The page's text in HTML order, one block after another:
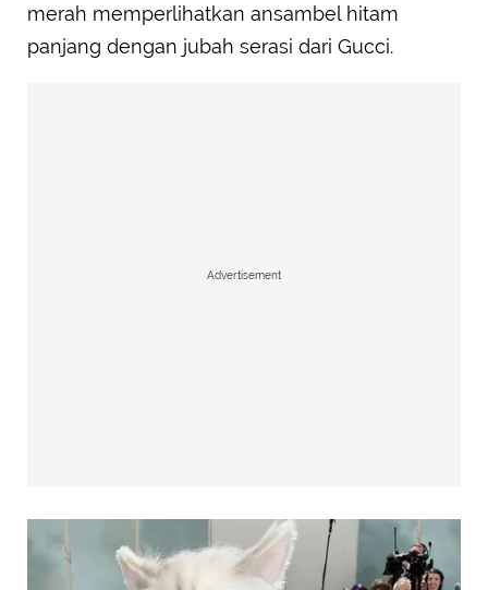
merah memperlihatkan ansambel hitam
panjang dengan jubah serasi dari Gucci.
Advertisement